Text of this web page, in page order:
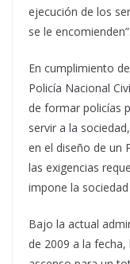
ejecución de los
se le encomienden”.
En cumplimiento
Policía Nacional
de formar policías
servir a la
en el diseño de un
las exigencias
impone la
Bajo la actual
de 2009 a la